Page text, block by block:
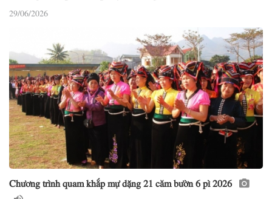
29/06/2026
Chương trình quam khắp mự dặng 21 căm bườn 6 pì 2026